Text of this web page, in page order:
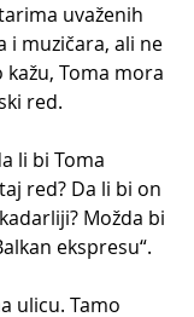
uvaženih
i muzičara, ali ne
kažu, Toma mora
red.
li bi Toma
red? Da li bi on
Možda bi
ekspresu“.
ulicu. Tamo